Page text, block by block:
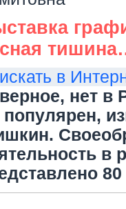
в
нет в
в